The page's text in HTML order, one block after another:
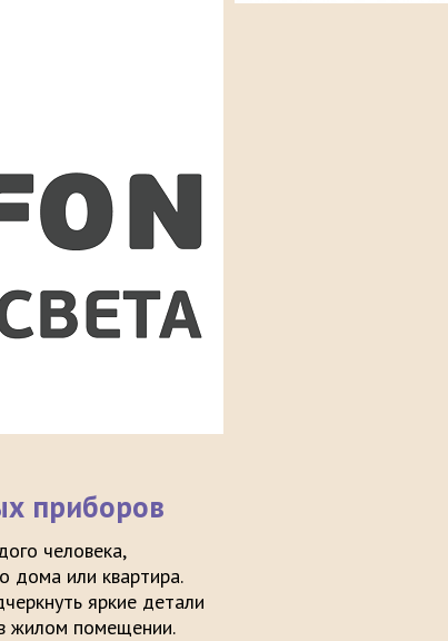
приборов
человека,
дома или квартира.
яркие детали
жилом помещении.